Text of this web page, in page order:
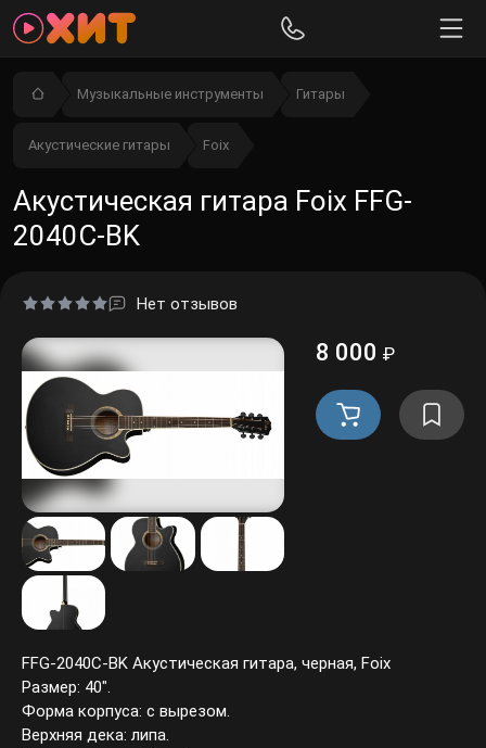
Музыкальные инструменты Гитары
Акустические гитары Foix
Акустическая гитара Foix FFG-
2040C-BK
Нет отзывов
8 000 ₽
FFG-2040C-BK Акустическая гитара, черная, Foix
Размер: 40".
Форма корпуса: с вырезом.
Верхняя дека: липа.